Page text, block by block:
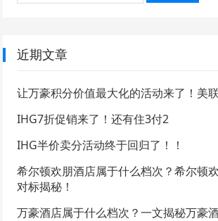
近期文章
让万豪积分价值最大化的活动来了！美
IHG7折促销来了！还有住3付2
IHG半价卖分活动终于回归了！！
希尔顿欢朋酒店属于什么档次？希尔顿
对标揭秘！
万豪酒店属于什么档次？一文揭秘万豪